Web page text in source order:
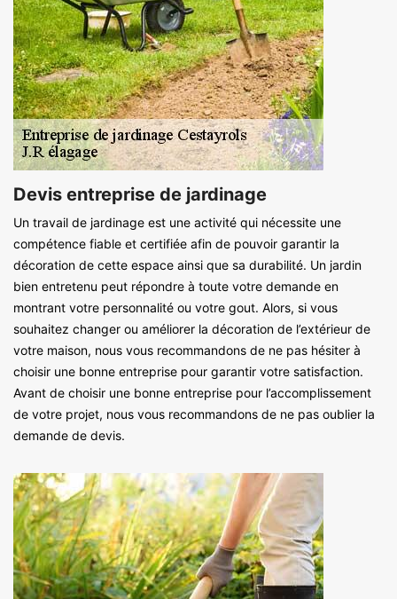
Devis entreprise de jardinage
Un travail de jardinage est une activité qui nécessite une
compétence fiable et certifiée afin de pouvoir garantir la
décoration de cette espace ainsi que sa durabilité. Un jardin
bien entretenu peut répondre à toute votre demande en
montrant votre personnalité ou votre gout. Alors, si vous
souhaitez changer ou améliorer la décoration de l’extérieur de
votre maison, nous vous recommandons de ne pas hésiter à
choisir une bonne entreprise pour garantir votre satisfaction.
Avant de choisir une bonne entreprise pour l’accomplissement
de votre projet, nous vous recommandons de ne pas oublier la
demande de devis.